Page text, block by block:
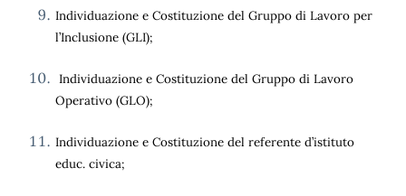
Individuazione e Costituzione del Gruppo di Lavoro per
l’Inclusione (GLI);
Individuazione e Costituzione del Gruppo di Lavoro
Operativo (GLO);
Individuazione e Costituzione del referente d’istituto
educ. civica;